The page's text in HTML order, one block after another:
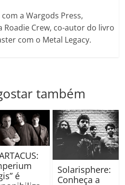
a Wargods Press,
Crew, co-autor do livro
com o Metal Legacy.
também
é
Solarisphere:
Conheça a